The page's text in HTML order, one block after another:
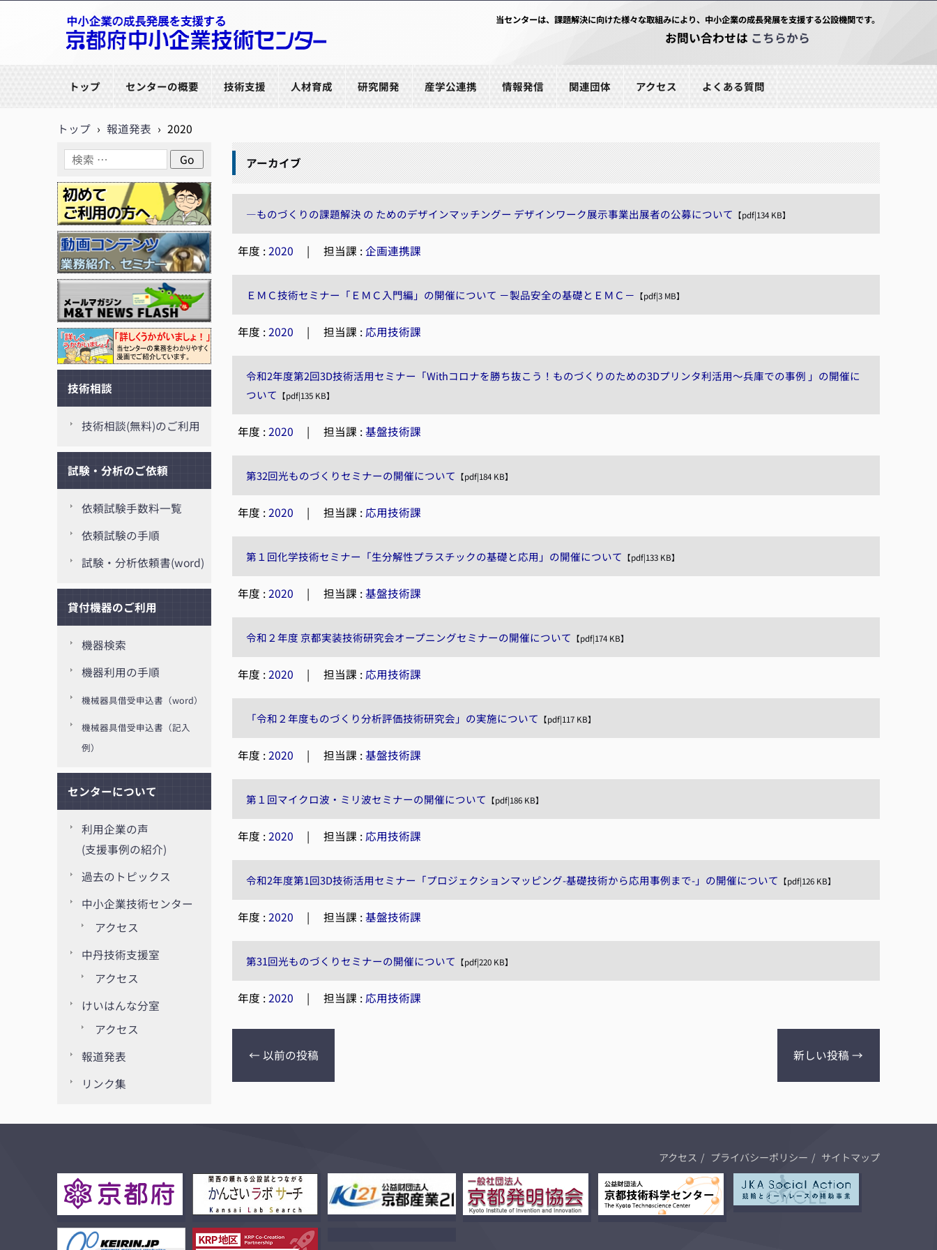
当センターは、課題解決に向けた様々な取組みにより、中小企業の成長発展を支援する公設機関です。
お問い合わせは こちらから
トップ センターの概要 技術支援 人材育成 研究開発 産学公連携 情報発信 関連団体 アクセス よくある質問
トップ › 報道発表 › 2020
アーカイブ
―ものづくりの課題解決 の ためのデザインマッチングー デザインワーク展示事業出展者の公募について 【pdf|134 KB】
年度 :2020 | 担当課 :企画連携課
ＥＭＣ技術セミナー「ＥＭＣ入門編」の開催について －製品安全の基礎とＥＭＣ－ 【pdf|3 MB】
年度 :2020 | 担当課 : 応用技術課
令和2年度第2回3D技術活用セミナー「Withコロナを勝ち抜こう！ものづくりのための3Dプリンタ利活用～兵庫での事例 」の開催に
ついて 【pdf|135 KB】
年度 :2020 | 担当課 :基盤技術課
第32回光ものづくりセミナーの開催について 【pdf|184 KB】
年度 :2020 | 担当課 : 応用技術課
第１回化学技術セミナー「生分解性プラスチックの基礎と応用」の開催について 【pdf|133 KB】
年度 :2020 | 担当課 :基盤技術課
令和２年度 京都実装技術研究会オープニングセミナーの開催について 【pdf|174 KB】
年度 :2020 | 担当課 : 応用技術課
「令和２年度ものづくり分析評価技術研究会」の実施について 【pdf|117 KB】
年度 :2020 | 担当課 :基盤技術課
第１回マイクロ波・ミリ波セミナーの開催について 【pdf|186 KB】
年度 :2020 | 担当課 : 応用技術課
令和2年度第1回3D技術活用セミナー「プロジェクションマッピング-基礎技術から応用事例まで-」の開催について 【pdf|126 KB】
年度 :2020 | 担当課 :基盤技術課
第31回光ものづくりセミナーの開催について 【pdf|220 KB】
年度 :2020 | 担当課 : 応用技術課
← 以前の投稿 新しい投稿→
技術相談
技術相談(無料)のご利用
試験・分析のご依頼
依頼試験手数料一覧
依頼試験の手順
試験・分析依頼書(word)
貸付機器のご利用
機器検索
機器利用の手順
機械器具借受申込書（word）
機械器具借受申込書（記入
例）
センターについて
利用企業の声
(支援事例の紹介)
過去のトピックス
中小企業技術センター
アクセス
中丹技術支援室
アクセス
けいはんな分室
アクセス
報道発表
リンク集
アクセス プライバシーポリシー サイトマップ